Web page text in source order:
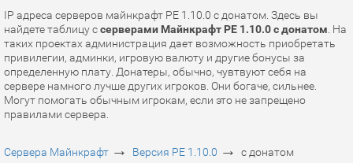
IP адреса серверов майнкрафт PE 1.10.0 с донатом. Здесь вы
найдете таблицу ссерверами Майнкрафт PE 1.10.0 с донатом . На
таких проектах администрация дает возможность приобретать
привилегии, админки, игровую валюту и другие бонусы за
определенную плату. Донатеры, обычно, чувтвуют себя на
сервере намного лучше других игроков. Они богаче, сильнее.
Могут помогать обычным игрокам, если это не запрещено
правилами сервера.
Сервера Майнкрафт → Версия PE 1.10.0 → с донатом